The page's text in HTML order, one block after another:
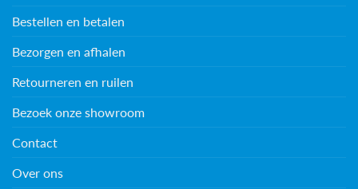
Bestellen en betalen
Bezorgen en afhalen
Retourneren en ruilen
Bezoek onze showroom
Contact
Over ons